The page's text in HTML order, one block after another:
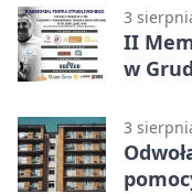
3
II
w
3